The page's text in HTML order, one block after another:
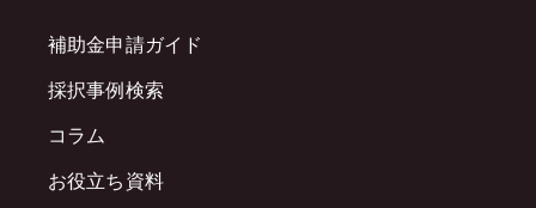
補助金申請ガイド
採択事例検索
コラム
お役立ち資料